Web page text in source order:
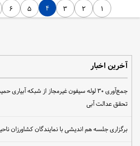
۱ ۲ ۳ ۴ ۵ ۶ ۷
آخرین اخبار
جمع‌آوری ۳۰ لوله سیفون غیرمجاز از شبکه آبیاری
تحقق عدالت آبی
برگزاری جلسه هم اندیشی با نمایندگان کشاورزان ناحیه